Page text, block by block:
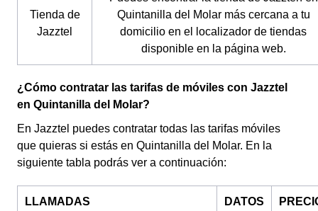
Tienda de
Jazztel
Quintanilla del Molar más cercana a tu
domicilio en el localizador de tiendas
disponible en la página web.
¿Cómo contratar las tarifas de móviles con Jazztel
en Quintanilla del Molar?
En Jazztel puedes contratar todas las tarifas móviles
que quieras si estás en Quintanilla del Molar. En la
siguiente tabla podrás ver a continuación:
LLAMADAS DATOS